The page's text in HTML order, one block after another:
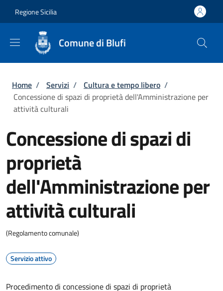
Regione Sicilia
Comune di Blufi
Briciole di pane
Home / Servizi / Cultura e tempo libero /
Concessione di spazi di proprietà dell'Amministrazione per
attività culturali
Concessione di spazi di
proprietà
dell'Amministrazione per
attività culturali
(Regolamento comunale)
Servizio attivo
Procedimento di concessione di spazi di proprietà